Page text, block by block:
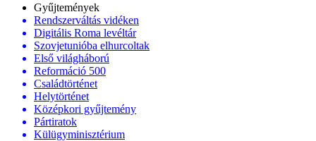
Gyűjtemények
Rendszerváltás vidéken
Digitális Roma levéltár
Szovjetunióba elhurcoltak
Első világháború
Reformáció 500
Családtörténet
Helytörténet
Középkori gyűjtemény
Pártiratok
Külügyminisztérium